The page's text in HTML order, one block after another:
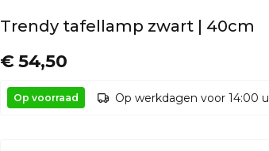
Trendy tafellamp zwart | 40cm
€ 54,50
Op voorraad Op werkdagen voor 14:00